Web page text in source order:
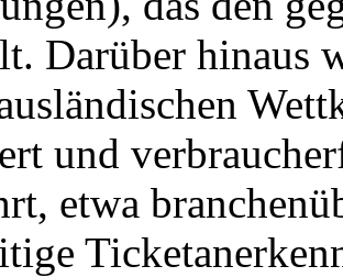
Darüber hinaus
und
etwa